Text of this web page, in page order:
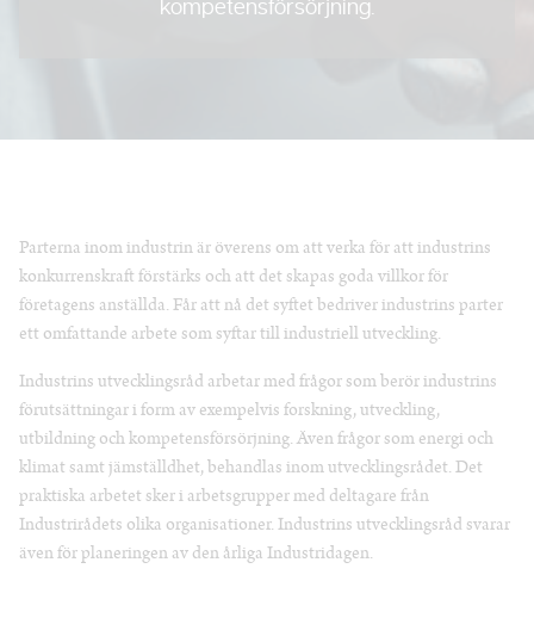
kompetensförsörjning.
Parterna inom industrin är överens om att verka för att industrins
konkurrenskraft förstärks och att det skapas goda villkor för
företagens anställda. Får att nå det syftet bedriver industrins parter
ett omfattande arbete som syftar till industriell utveckling.
Industrins utvecklingsråd arbetar med frågor som berör industrins
förutsättningar i form av exempelvis forskning, utveckling,
utbildning och kompetensförsörjning. Även frågor som energi och
klimat samt jämställdhet, behandlas inom utvecklingsrådet. Det
praktiska arbetet sker i arbetsgrupper med deltagare från
Industrirådets olika organisationer. Industrins utvecklingsråd svarar
även för planeringen av den årliga Industridagen.